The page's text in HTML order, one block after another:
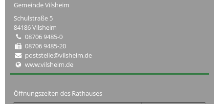
Gemeinde Vilsheim
Schulstraße 5
84186 Vilsheim
08706 9485-0
08706 9485-20
poststelle@vilsheim.de
www.vilsheim.de
Öffnungszeiten des Rathauses